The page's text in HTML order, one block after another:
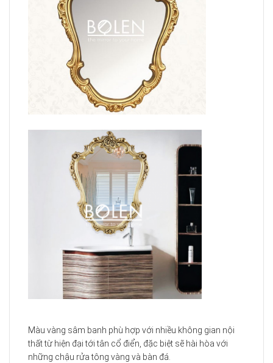
Màu vàng sâm banh phù hợp với nhiều không gian nội
thất từ hiện đại tới tân cổ điển, đặc biệt sẽ hài hòa với
những chậu rửa tông vàng và bàn đá.